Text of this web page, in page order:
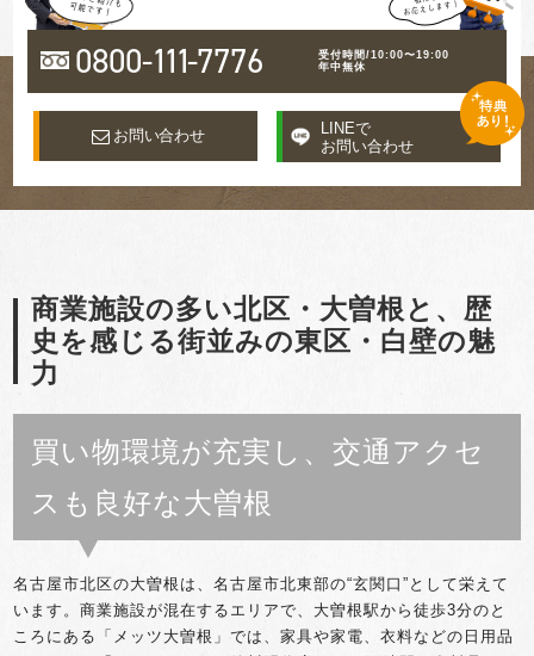
0800-111-7776
受付時間/10:00〜19:00
年中無休
お問い合わせ
LINEで
お問い合わせ
商業施設の多い北区・大曽根と、歴
史を感じる街並みの東区・白壁の魅
力
買い物環境が充実し、交通アクセ
スも良好な大曽根
名古屋市北区の大曽根は、名古屋市北東部の“玄関口”として栄えて
います。商業施設が混在するエリアで、大曽根駅から徒歩3分のと
ころにある「メッツ大曽根」では、家具や家電、衣料などの日用品